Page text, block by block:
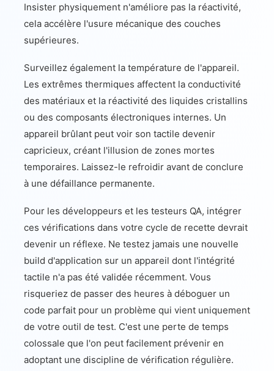
Insister physiquement n'améliore pas la réactivité,
cela accélère l'usure mécanique des couches
supérieures.
Surveillez également la température de l'appareil.
Les extrêmes thermiques affectent la conductivité
des matériaux et la réactivité des liquides cristallins
ou des composants électroniques internes. Un
appareil brûlant peut voir son tactile devenir
capricieux, créant l'illusion de zones mortes
temporaires. Laissez-le refroidir avant de conclure
à une défaillance permanente.
Pour les développeurs et les testeurs QA, intégrer
ces vérifications dans votre cycle de recette devrait
devenir un réflexe. Ne testez jamais une nouvelle
build d'application sur un appareil dont l'intégrité
tactile n'a pas été validée récemment. Vous
risqueriez de passer des heures à déboguer un
code parfait pour un problème qui vient uniquement
de votre outil de test. C'est une perte de temps
colossale que l'on peut facilement prévenir en
adoptant une discipline de vérification régulière.